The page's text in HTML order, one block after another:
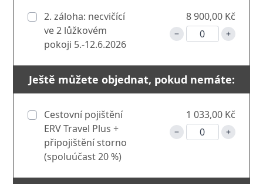
2. záloha: necvičící
ve 2 lůžkovém
pokoji 5.-12.6.2026
8 900,00 Kč
Ještě můžete objednat, pokud nemáte:
Cestovní pojištění
ERV Travel Plus +
připojištění storno
(spoluúčast 20 %)
1 033,00 Kč